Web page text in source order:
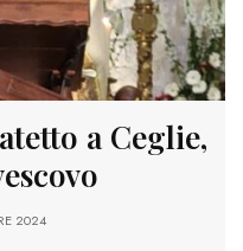
a Ceglie,
2024